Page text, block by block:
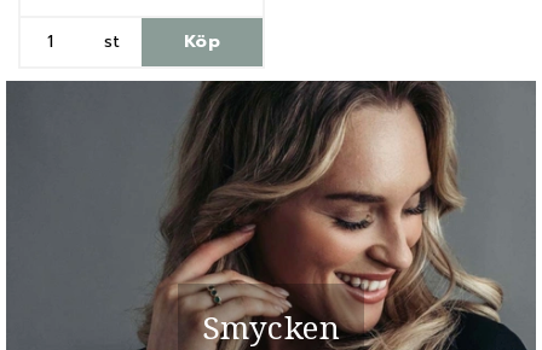
st Köp
Smycken